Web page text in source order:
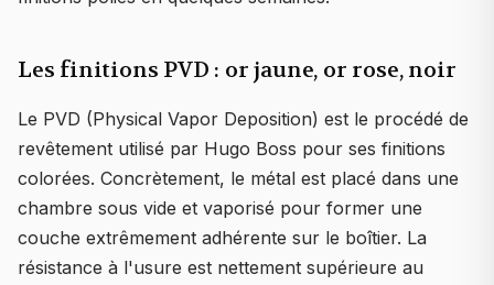
Les finitions PVD : or jaune, or rose, noir
Le PVD (Physical Vapor Deposition) est le procédé de
revêtement utilisé par Hugo Boss pour ses finitions
colorées. Concrètement, le métal est placé dans une
chambre sous vide et vaporisé pour former une
couche extrêmement adhérente sur le boîtier. La
résistance à l'usure est nettement supérieure au